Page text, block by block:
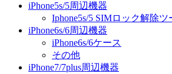
iPhone5s/5周辺機器
Iphone5s/5 SIMロック解除ツ
iPhone6s/6周辺機器
iPhone6s/6ケース
その他
iPhone7/7plus周辺機器